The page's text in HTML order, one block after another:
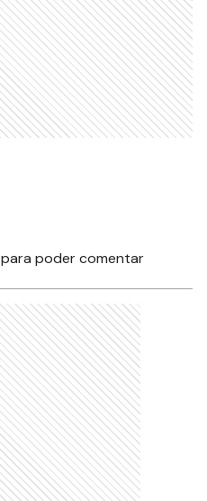
para poder comentar